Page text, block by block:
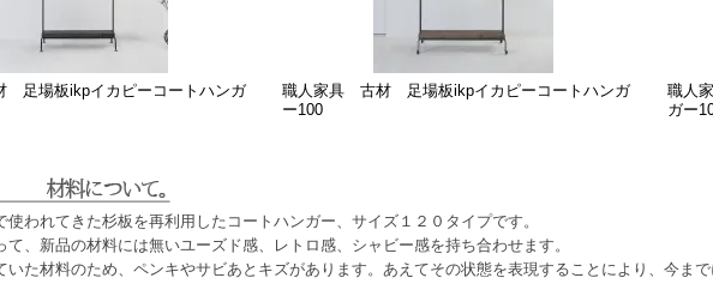
足場板ikpイカピーコートハンガ
職人家具 古材 足場板ikpイカピーコートハンガ
ー100
職人
ガー
使われてきた杉板を再利用したコートハンガー、サイズ１２０タイプです。
て、新品の材料には無いユーズド感、レトロ感、シャビー感を持ち合わせます。
いた材料のため、ペンキやサビあとキズがあります。あえてその状態を表現することにより、今ま